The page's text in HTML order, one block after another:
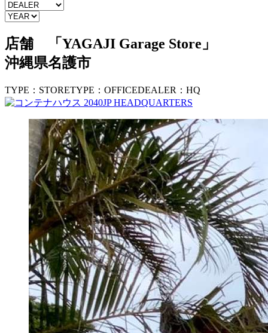
店舗 「YAGAJI Garage Store」
沖縄県名護市
TYPE：STORETYPE：OFFICEDEALER：HQ